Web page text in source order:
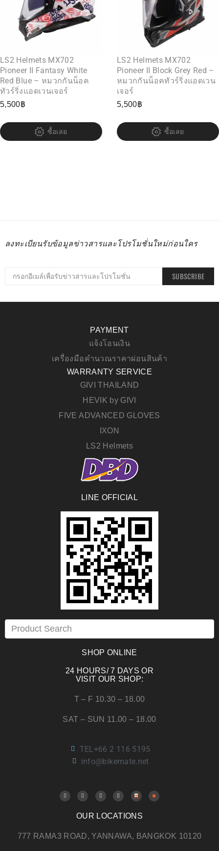
LS2 Helmets MX702
Pioneer II Fantasy White
Red Blue – หมวกกันน็อค
ทัวร์ริ่งแอดเวนเจอร์
5,500฿
ซื้อเลย
LS2 Helmets MX702
Pioneer II Block Grey Red –
หมวกกันน็อคทัวร์ริ่งแอดเวน
เจอร์
5,500฿
ซื้อเลย
ลงทะเบียนรับข้อมูลข่าวสารและโปรโมชั่นใหม่ก่อนใคร
SUBSCRIBE
PAYMENT
แจ้งโอนเงิน
เครื่องมือคำนวณราคาผ่อนสินค้า
WARRANTY SERVICE
GIVI THAILAND
HEVIK by GIVI
FIVE ADVANCED GLOVES
IXON
LS2 Helmets
LINE OFFICIAL
SHOP ONLINE
24 HOURS/ 7 DAYS OR
VISIT OUR SHOP:
T – F 10.30 – 18.00
SAT – SUN 11.00 – 18.00
TEL+66 2 116 5195
info@bikemate.net
OUR LOCATIONS
777 RAMA3 ROAD, YANNAWA, BANGKOK 10120